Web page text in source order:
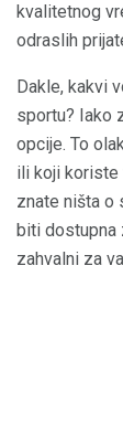
kvalitetnog
odraslih
Dakle, kakvi
sportu? Iako
opcije. To
ili koji koriste
znate ništa o
biti dostupna
zahvalni za